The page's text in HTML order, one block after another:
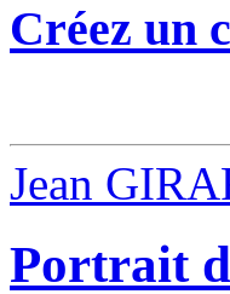
Créez un
Jean
Portrait